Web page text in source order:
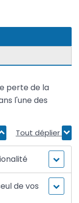
perte de la
l'une des
Tout déplier
de vos